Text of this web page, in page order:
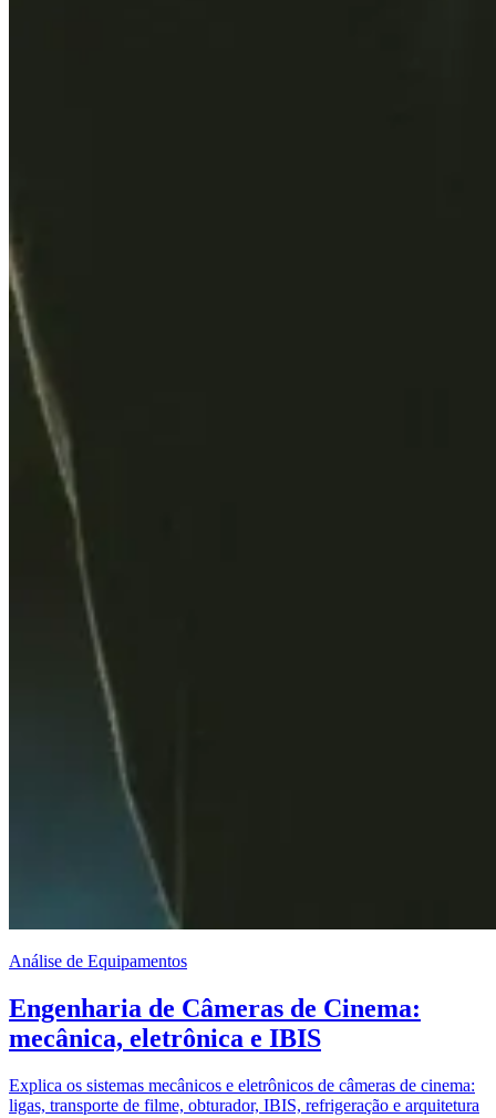
Análise de Equipamentos
Engenharia de Câmeras de Cinema:
mecânica, eletrônica e IBIS
Explica os sistemas mecânicos e eletrônicos de câmeras de cinema:
ligas, transporte de filme, obturador, IBIS, refrigeração e arquitetura